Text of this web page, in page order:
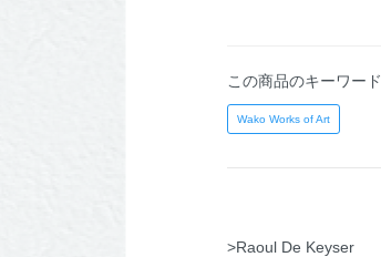
この商品のキーワード
Wako Works of Art
>Raoul De Keyser